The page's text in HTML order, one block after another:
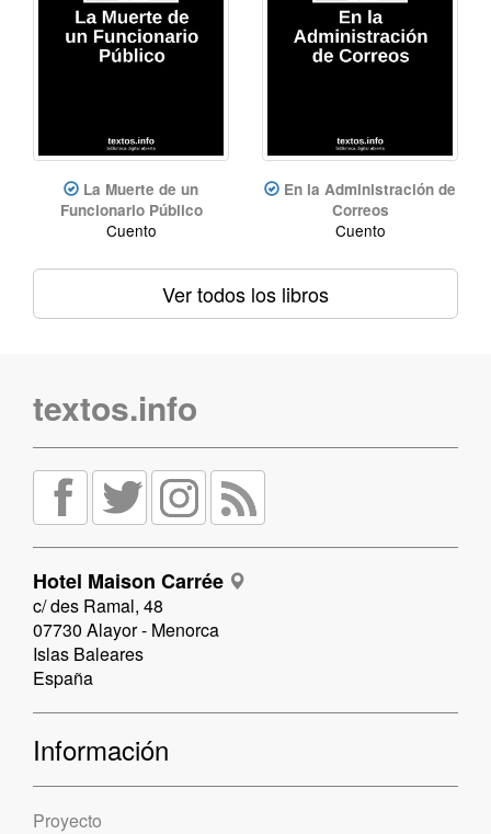
La Muerte de un
Funcionario Público
Cuento
En la Administración de
Correos
Cuento
Ver todos los libros
textos.info
Hotel Maison Carrée
c/ des Ramal, 48
07730 Alayor - Menorca
Islas Baleares
España
Información
Proyecto